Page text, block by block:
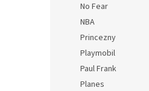
No Fear
NBA
Princezny
Playmobil
Paul Frank
Planes